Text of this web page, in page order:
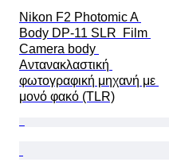
Nikon F2 Photomic A
Body DP-11 SLR  Film
Camera body
Αντανακλαστική
φωτογραφική μηχανή με
μονό φακό (TLR)